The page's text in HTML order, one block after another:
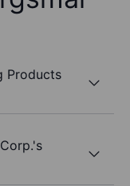
Products